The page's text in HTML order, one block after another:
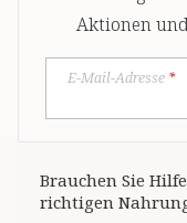
Aktionen
E-Mail-Adresse *
Brauchen Sie
richtigen